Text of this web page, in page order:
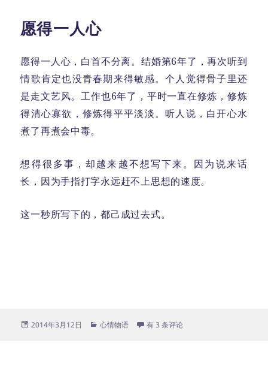
愿得一人心
愿得一人心，白首不分离。结婚第6年了，再次听到
情歌肯定也没青春期来得敏感。个人觉得骨子里还
是走文艺风。工作也6年了，平时一直在修炼，修炼
得清心寡欲，修炼得平平淡淡。听人说，白开心水
煮了再煮会中毒。
想得很多事，却越来越不想写下来。因为说来话
长，因为手指打字永远赶不上思想的速度。
这一秒所写下的，都己成过去式。
发
2014年3月12日
分
心情物语 愿得一人心
有 3 条评论